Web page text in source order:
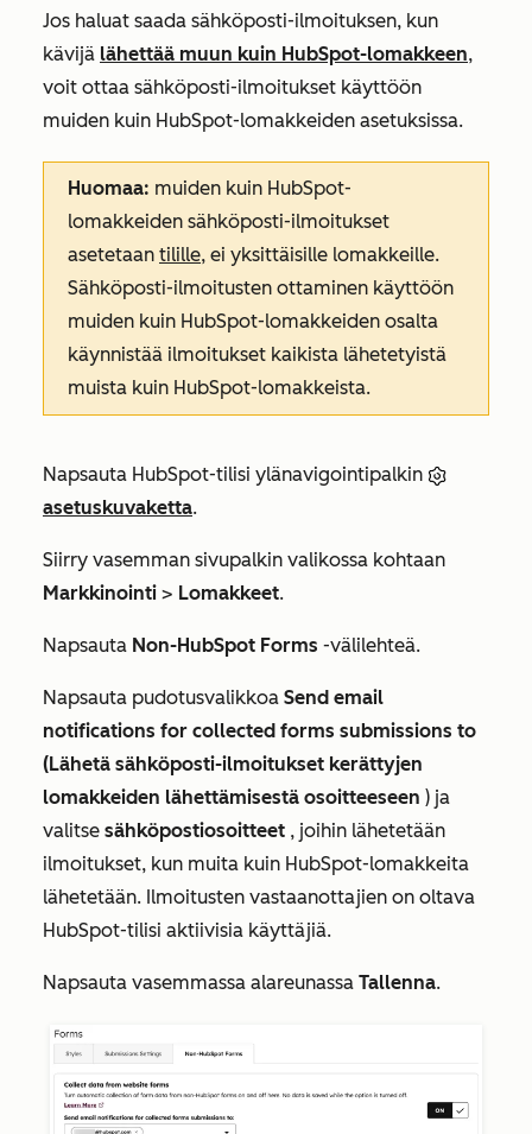
Jos haluat saada sähköposti-ilmoituksen, kun
kävijä lähettää muun kuin HubSpot-lomakkeen,
voit ottaa sähköposti-ilmoitukset käyttöön
muiden kuin HubSpot-lomakkeiden asetuksissa.
Huomaa: muiden kuin HubSpot-
lomakkeiden sähköposti-ilmoitukset
asetetaan tilille, ei yksittäisille lomakkeille.
Sähköposti-ilmoitusten ottaminen käyttöön
muiden kuin HubSpot-lomakkeiden osalta
käynnistää ilmoitukset kaikista lähetetyistä
muista kuin HubSpot-lomakkeista.
Napsauta HubSpot-tilisi ylänavigointipalkin
asetuskuvaketta.
Siirry vasemman sivupalkin valikossa kohtaan
Markkinointi > Lomakkeet.
Napsauta Non-HubSpot Forms -välilehteä.
Napsauta pudotusvalikkoa Send email
notifications for collected forms submissions to
(Lähetä sähköposti-ilmoitukset kerättyjen
lomakkeiden lähettämisestä osoitteeseen ) ja
valitse sähköpostiosoitteet , joihin lähetetään
ilmoitukset, kun muita kuin HubSpot-lomakkeita
lähetetään. Ilmoitusten vastaanottajien on oltava
HubSpot-tilisi aktiivisia käyttäjiä.
Napsauta vasemmassa alareunassa Tallenna.